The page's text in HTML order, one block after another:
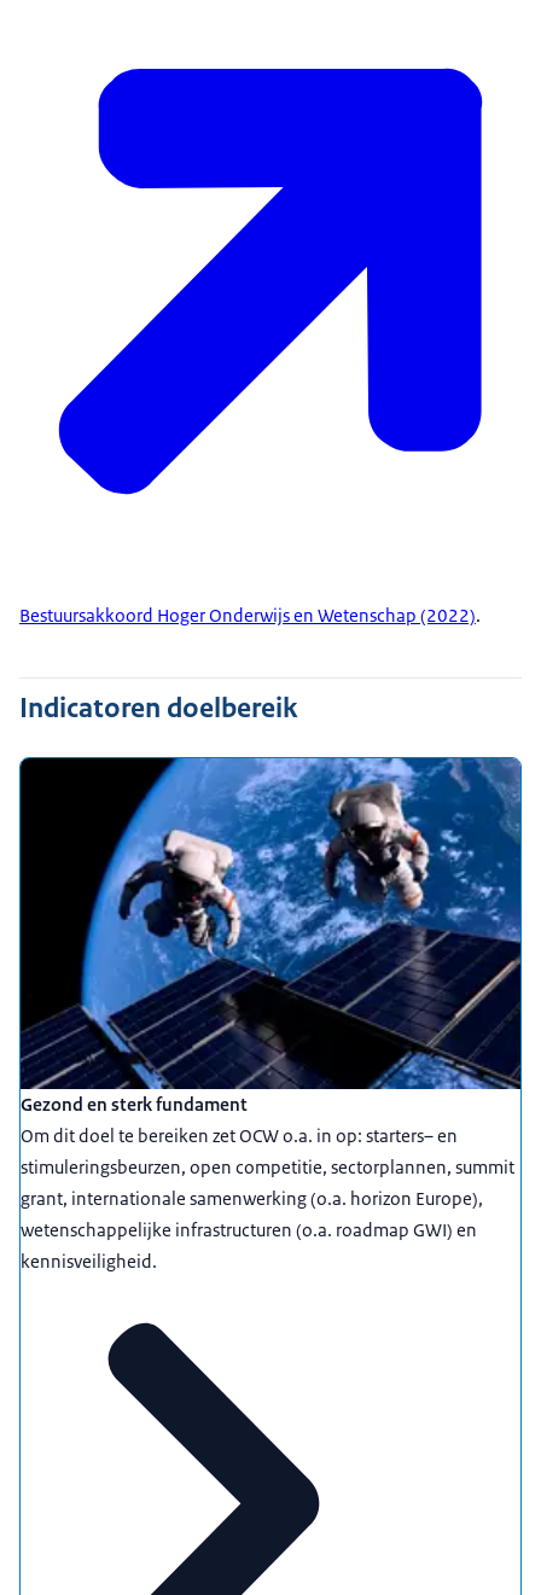
Bestuursakkoord Hoger Onderwijs en Wetenschap (2022).
Indicatoren doelbereik
Gezond en sterk fundament
Om dit doel te bereiken zet OCW o.a. in op: starters– en
stimuleringsbeurzen, open competitie, sectorplannen, summit
grant, internationale samenwerking (o.a. horizon Europe),
wetenschappelijke infrastructuren (o.a. roadmap GWI) en
kennisveiligheid.